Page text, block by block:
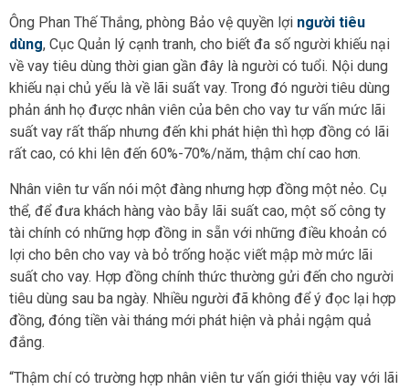
Ông Phan Thế Thắng, phòng Bảo vệ quyền lợi người tiêu
dùng, Cục Quản lý cạnh tranh, cho biết đa số người khiếu nại
về vay tiêu dùng thời gian gần đây là người có tuổi. Nội dung
khiếu nại chủ yếu là về lãi suất vay. Trong đó người tiêu dùng
phản ánh họ được nhân viên của bên cho vay tư vấn mức lãi
suất vay rất thấp nhưng đến khi phát hiện thì hợp đồng có lãi
rất cao, có khi lên đến 60%-70%/năm, thậm chí cao hơn.
Nhân viên tư vấn nói một đàng nhưng hợp đồng một nẻo. Cụ
thể, để đưa khách hàng vào bẫy lãi suất cao, một số công ty
tài chính có những hợp đồng in sẵn với những điều khoản có
lợi cho bên cho vay và bỏ trống hoặc viết mập mờ mức lãi
suất cho vay. Hợp đồng chính thức thường gửi đến cho người
tiêu dùng sau ba ngày. Nhiều người đã không để ý đọc lại hợp
đồng, đóng tiền vài tháng mới phát hiện và phải ngậm quả
đắng.
“Thậm chí có trường hợp nhân viên tư vấn giới thiệu vay với lãi